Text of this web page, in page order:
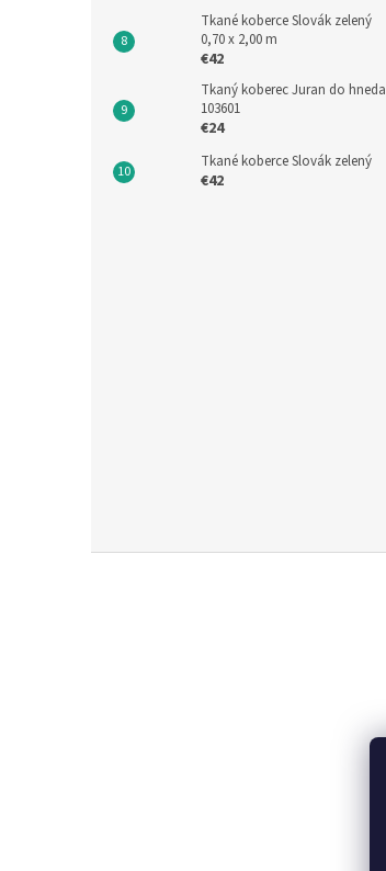
Tkané koberce Slovák zelený
0,70 x 2,00 m
€42
Tkaný koberec Juran do hneda
103601
€24
Tkané koberce Slovák zelený
€42